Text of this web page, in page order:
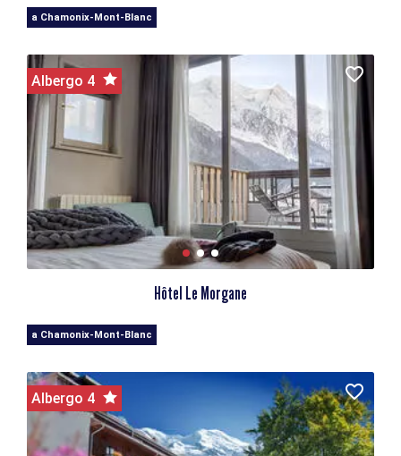
a Chamonix-Mont-Blanc
Albergo 4
Hôtel Le Morgane
a Chamonix-Mont-Blanc
Albergo 4